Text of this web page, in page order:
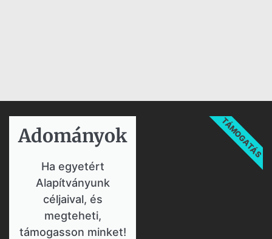
Adományok​
Ha egyetért
Alapítványunk
céljaival, és
megteheti,
támogasson minket!
TÁMOGATÁS